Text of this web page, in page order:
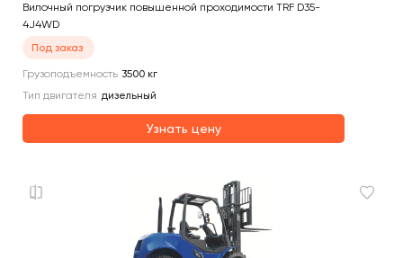
Вилочный погрузчик повышенной проходимости TRF D35-
4J4WD
Под заказ
Грузоподъемность 3500 кг
Тип двигателя дизельный
Узнать цену